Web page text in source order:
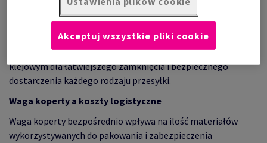
zależności od naszych potrzeb. A jest w czym wybierać, gdyż
jako Antalis oferujemy koperty w różnych rozmiarach, od
najmniejszych po największy format, włączając w to koperty
bąbelkowe i koperty rozszerzane z tektury litej z paskiem
klejowym dla łatwiejszego zamknięcia i bezpiecznego
dostarczenia każdego rodzaju przesyłki.
Waga koperty a koszty logistyczne
Waga koperty bezpośrednio wpływa na ilość materiałów
wykorzystywanych do pakowania i zabezpieczenia
Akceptuj wszystkie pliki cookie